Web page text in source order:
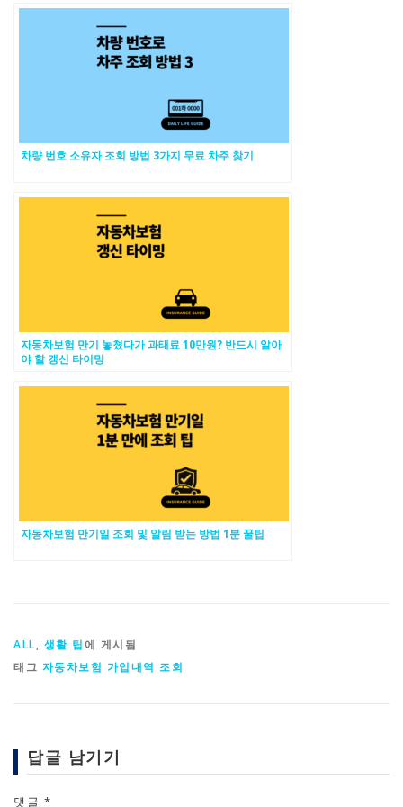
차량 번호 소유자 조회 방법 3가지 무료 차주 찾기
자동차보험 만기 놓쳤다가 과태료 10만원? 반드시 알아
야 할 갱신 타이밍
자동차보험 만기일 조회 및 알림 받는 방법 1분 꿀팁
ALL, 생활 팁에 게시됨
태그 자동차보험 가입내역 조회
답글 남기기
댓글 *